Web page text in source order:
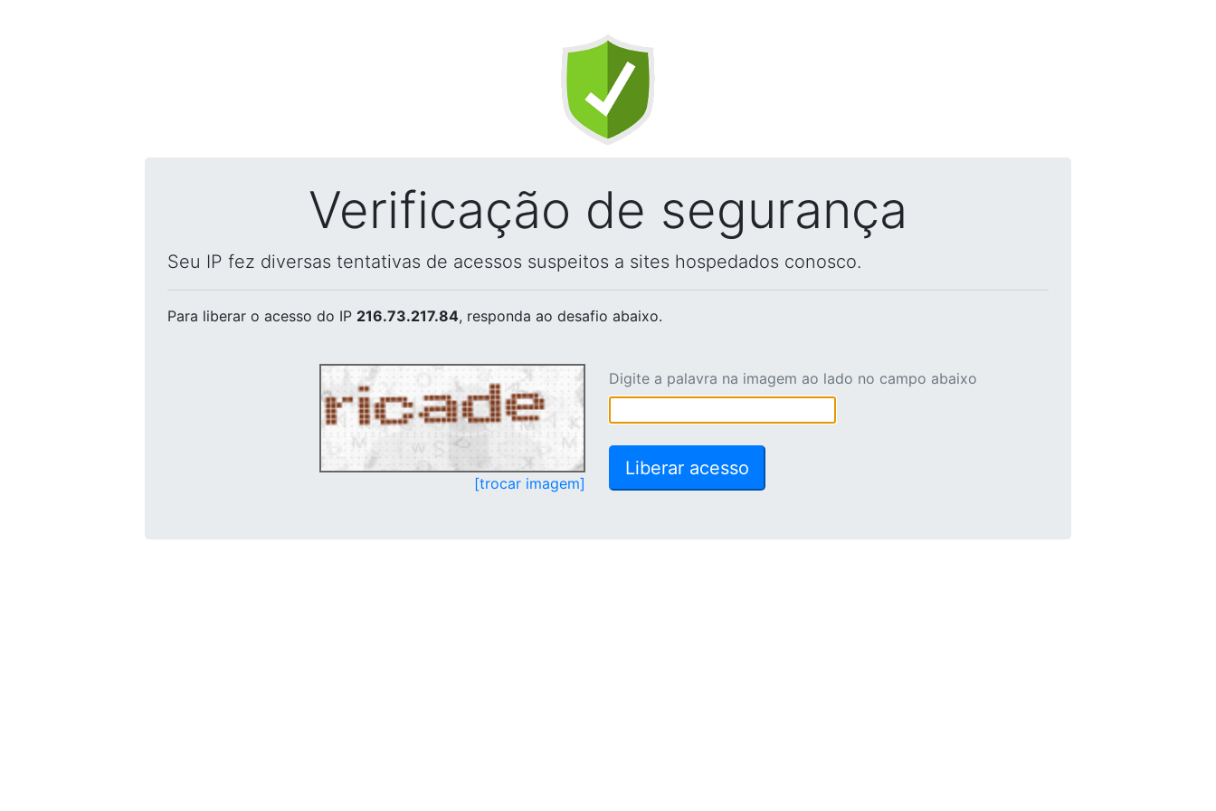
Verificação de segurança
Seu IP fez diversas tentativas de acessos suspeitos a sites hospedados conosco.
Para liberar o acesso do IP 216.73.217.84, responda ao desafio abaixo.
[trocar imagem]
Digite a palavra na imagem ao lado no campo abaixo